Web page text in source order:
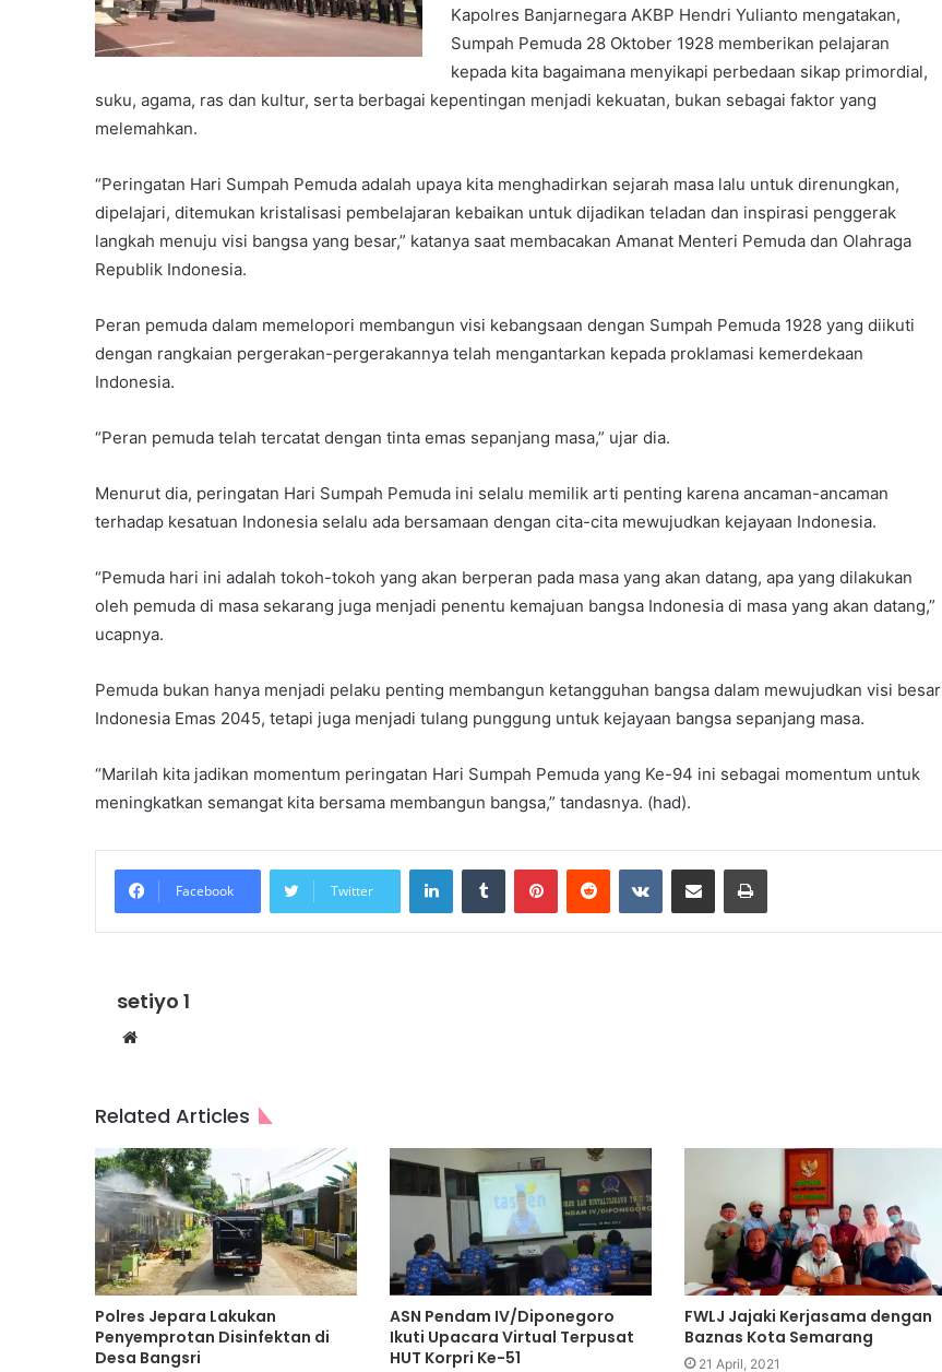
Kapolres Banjarnegara AKBP Hendri Yulianto mengatakan,
Sumpah Pemuda 28 Oktober 1928 memberikan pelajaran
kepada kita bagaimana menyikapi perbedaan sikap primordial,
suku, agama, ras dan kultur, serta berbagai kepentingan menjadi kekuatan, bukan sebagai faktor yang
melemahkan.
“Peringatan Hari Sumpah Pemuda adalah upaya kita menghadirkan sejarah masa lalu untuk direnungkan,
dipelajari, ditemukan kristalisasi pembelajaran kebaikan untuk dijadikan teladan dan inspirasi penggerak
langkah menuju visi bangsa yang besar,” katanya saat membacakan Amanat Menteri Pemuda dan Olahraga
Republik Indonesia.
Peran pemuda dalam memelopori membangun visi kebangsaan dengan Sumpah Pemuda 1928 yang diikuti
dengan rangkaian pergerakan-pergerakannya telah mengantarkan kepada proklamasi kemerdekaan
Indonesia.
“Peran pemuda telah tercatat dengan tinta emas sepanjang masa,” ujar dia.
Menurut dia, peringatan Hari Sumpah Pemuda ini selalu memilik arti penting karena ancaman-ancaman
terhadap kesatuan Indonesia selalu ada bersamaan dengan cita-cita mewujudkan kejayaan Indonesia.
“Pemuda hari ini adalah tokoh-tokoh yang akan berperan pada masa yang akan datang, apa yang dilakukan
oleh pemuda di masa sekarang juga menjadi penentu kemajuan bangsa Indonesia di masa yang akan datang,”
ucapnya.
Pemuda bukan hanya menjadi pelaku penting membangun ketangguhan bangsa dalam mewujudkan visi besar
Indonesia Emas 2045, tetapi juga menjadi tulang punggung untuk kejayaan bangsa sepanjang masa.
“Marilah kita jadikan momentum peringatan Hari Sumpah Pemuda yang Ke-94 ini sebagai momentum untuk
meningkatkan semangat kita bersama membangun bangsa,” tandasnya. (had).
Facebook Twitter
LinkedInTumblr PinterestReddit VKontakteShare via Email Print
setiyo 1
Website
Related Articles
Polres Jepara Lakukan
Penyemprotan Disinfektan di
Desa Bangsri
ASN Pendam IV/Diponegoro
Ikuti Upacara Virtual Terpusat
HUT Korpri Ke-51
FWLJ Jajaki Kerjasama dengan
Baznas Kota Semarang
21 April, 2021